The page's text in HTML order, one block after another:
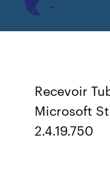
Recevoir
Microsoft
2.4.19.750